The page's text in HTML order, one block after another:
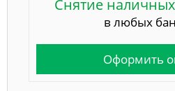
Снятие
в любых
Оформить